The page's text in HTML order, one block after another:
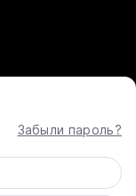
Max
Pro Max,
и передовым
Забыли пароль?